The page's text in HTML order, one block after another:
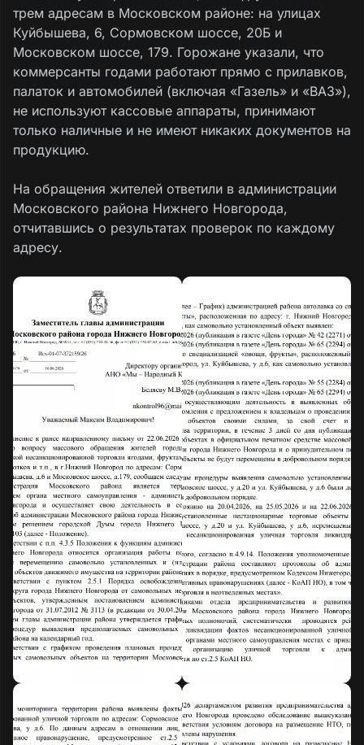
трем адресам в Московском районе: на улицах
Куйбышева, 6, Сормовском шоссе, 20Б и
Московском шоссе, 179. Горожане указали, что
коммерсанты годами работают прямо с прилавков,
палаток и автомобилей (включая «Газель» и «ВАЗ»),
не используют кассовые аппараты, принимают
только наличные и не имеют никаких документов на
продукцию.
На обращения жителей ответили в администрации
Московского района Нижнего Новгорода,
отчитавшись о результатах проверок по каждому
адресу.